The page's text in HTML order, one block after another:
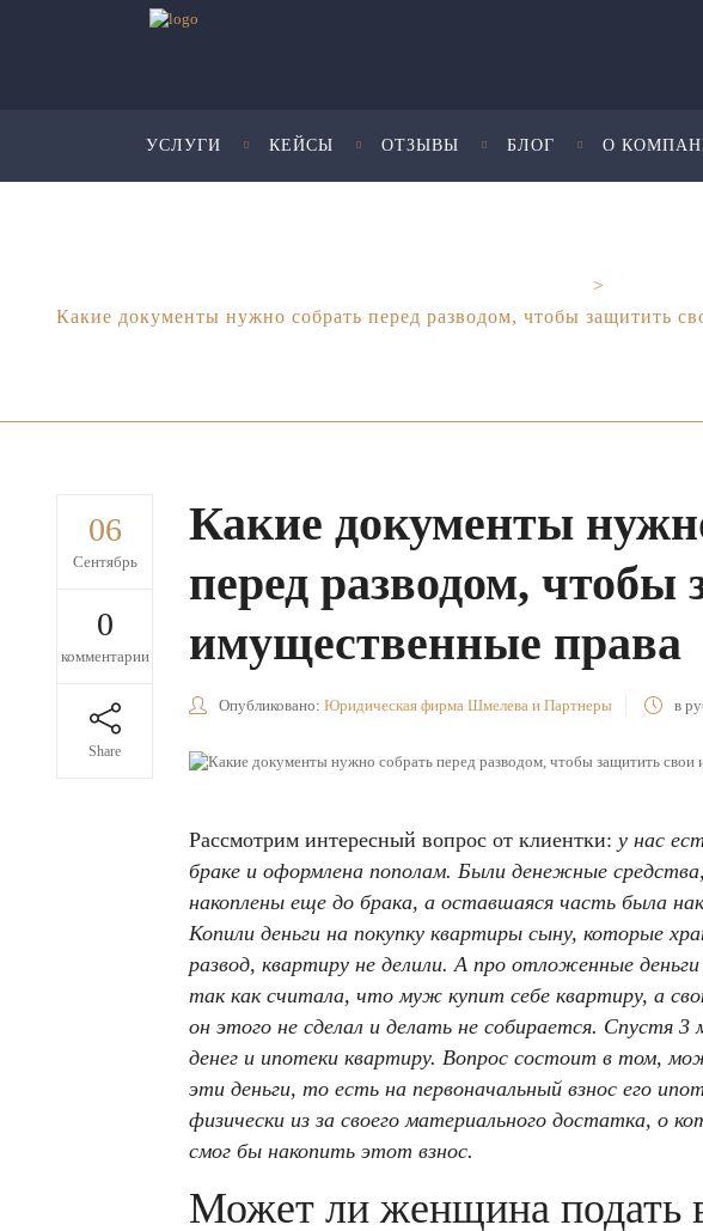
УСЛУГИ КЕЙСЫ ОТЗЫВЫ БЛОГ О
>
Какие документы нужно собрать перед разводом, чтобы защитить
06
Сентябрь
0
комментарии
Share
Какие документы
перед разводом, чтобы
имущественные права
Опубликовано:Юридическая фирма Шмелева и Партнеры в
Рассмотрим интересный вопрос от клиентки:у нас
браке и оформлена пополам. Были денежные
накоплены еще до брака, а оставшаяся часть была
Копили деньги на покупку квартиры сыну, которые
развод, квартиру не делили. А про отложенные
так как считала, что муж купит себе квартиру, а
он этого не сделал и делать не собирается. Спустя
денег и ипотеки квартиру. Вопрос состоит в том,
эти деньги, то есть на первоначальный взнос его
физически из за своего материального достатка, о
смог бы накопить этот взнос.
Может ли женщина подать